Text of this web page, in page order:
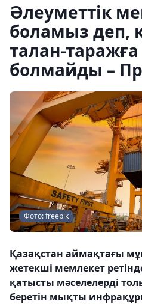
Әлеуметтік
боламыз деп,
талан-таражға
болмайды –
Фото: freepik
Қазақстан аймақтағы
жетекші мемлекет
қатысты мәселелерді
беретін мықты